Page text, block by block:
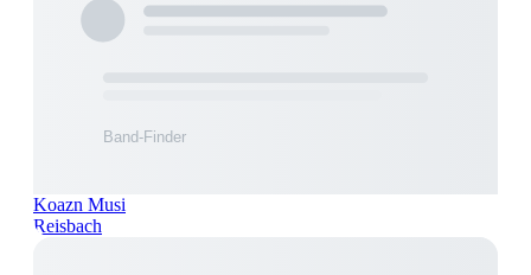
Koazn Musi
Reisbach